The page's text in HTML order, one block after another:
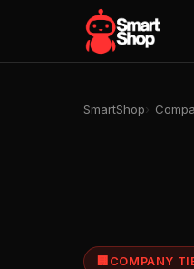
SmartShop
🏢 COMPANY